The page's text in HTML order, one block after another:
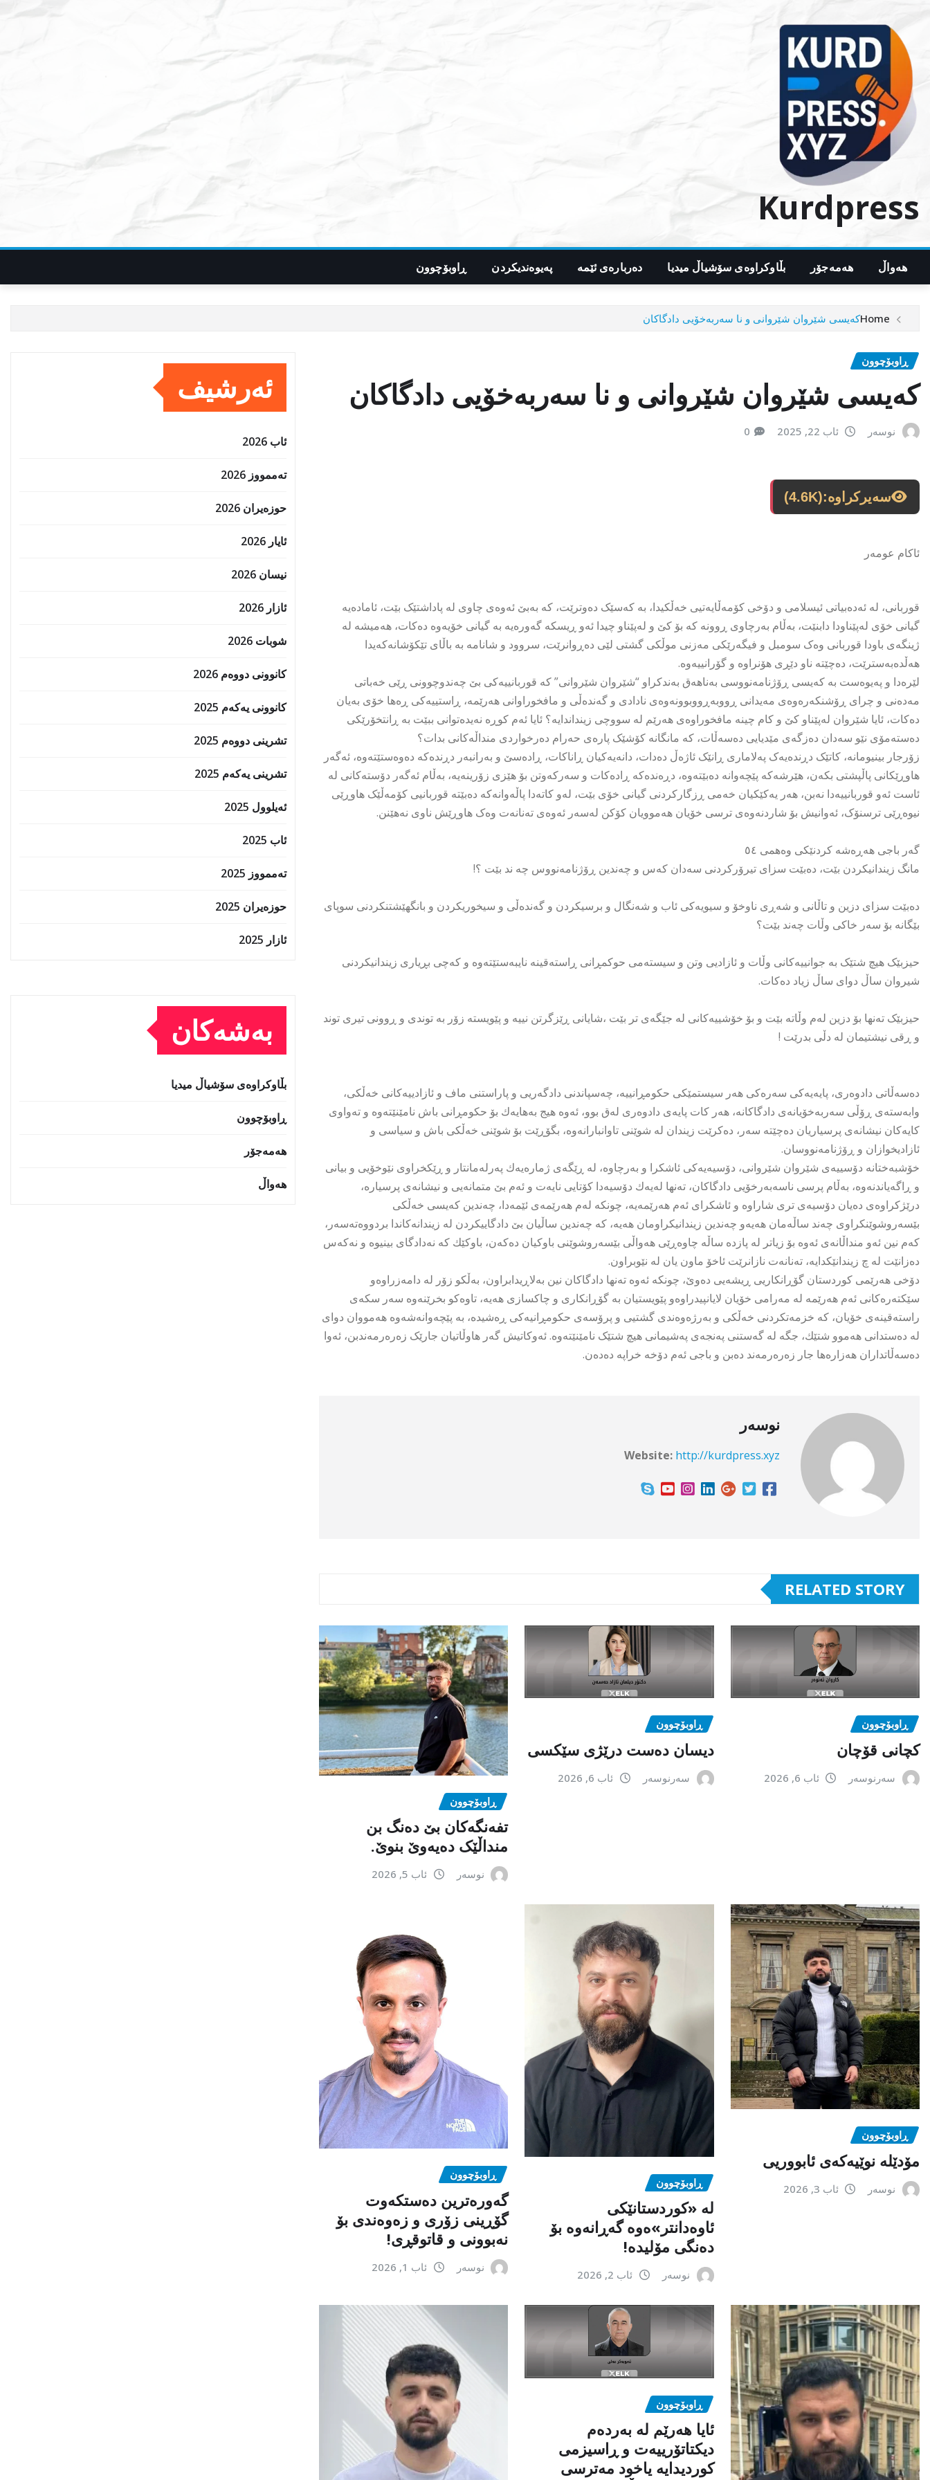
content
Kurdpress
هەواڵ هەمەجۆر بڵاوکراوەی سۆشیاڵ میدیا دەربارەی ئێمە پەیوەندیکردن ڕاوبۆچوون
Homeکەیسی شێروان شێروانی و نا سەربەخۆیی دادگاکان
ڕاوبۆچوون
کەیسی شێروان شێروانی و نا سەربەخۆیی دادگاکان
نوسەر ئاب 22, 2025 0
سەیرکراوە:(4.6K)
ئاکام عومەر
قوربانی، لە ئەدەبیاتی ئیسلامی و دۆخی کۆمەڵایەتیی خەڵکیدا، بە کەسێک دەوترێت، کە بەبێ ئەوەی چاوی لە پاداشتێک بێت، ئامادەیە
گیانی خۆی لەپێناودا دابنێت، بەڵام بەرچاوی ڕوونە کە بۆ کێ و لەپێناو چیدا ئەو ڕیسکە گەورەیە بە گیانی خۆیەوە دەکات، هەمیشە لە
ژینگەی باودا قوربانی وەک سومبل و فیگەرێکی مەزنی موڵکی گشتی لێی دەڕوانرێت، سروود و شانامە بە باڵای تێکۆشانەکەیدا
هەڵدەبەسترێت، دەچێتە ناو دێڕی هۆنراوە و گۆرانییەوە.
لێرەدا و پەیوەست بە کەیسی ڕۆژنامەنووسی بەناهەق بەندکراو “شێروان شێروانی” کە قوربانییەکی بێ چەندوچوونی ڕێی خەباتی
مەدەنی و چرای ڕۆشنکەرەوەی مەیدانی ڕووبەڕووبوونەوەی نادادی و گەندەڵی و مافخوراوانی هەرێمە، ڕاستییەکی ڕەها خۆی بەیان
دەکات، ئایا شێروان لەپێناو کێ و کام چینە مافخوراوەی هەرێم لە سووچی زینداندایە؟ ئایا ئەم کوڕە نەیدەتوانی ببێت بە ڕانتخۆرێکی
دەستەمۆی نێو سەدان دەزگەی مێدیایی دەسەڵات، کە مانگانە کۆشێک پارەی حەرام دەرخواردی منداڵەکانی بدات؟
زۆرجار بینیومانە، کاتێک دڕندەیەک پەلاماری ڕانێک ئاژەڵ دەدات، دانەیەکیان ڕاناکات، ڕادەسێ و بەرانبەر دڕندەکە دەوەستێتەوە، ئەگەر
هاوڕێکانی پاڵپشتی بکەن، هێرشەکە پێچەوانە دەبێتەوە، دڕەندەکە ڕادەکات و سەرکەوتن بۆ هێزی زۆرینەیە، بەڵام ئەگەر دۆستەکانی لە
ئاست ئەو قوربانییەدا نەبن، هەر یەکێکیان خەمی ڕزگارکردنی گیانی خۆی بێت، لەو کاتەدا پاڵەوانەکە دەبێتە قوربانیی کۆمەڵێک هاوڕێی
نیوەڕێی ترسنۆک، ئەوانیش بۆ شاردنەوەی ترسی خۆیان هەموویان کۆکن لەسەر ئەوەی تەنانەت وەک هاوڕێش ناوی نەهێنن.
گەر باجی هەڕەشە کردنێکی وەهمی ٥٤
مانگ زیندانیکردن بێت، دەبێت سزای تیرۆرکردنی سەدان کەس و چەندین ڕۆژنامەنووس چە ند بێت ؟!
دەبێت سزای دزین و تاڵانی و شەڕی ناوخۆ و سیویەکی ئاب و شەنگال و برسیکردن و گەندەڵی و سیخوریکردن و بانگهێشتنکردنی سوپای
بێگانە بۆ سەر خاکی وڵات چەند بێت؟
حیزبێک هیچ شتێک بە جوانییەکانی وڵات و ئازادیی وتن و سیستەمی حوکمڕانی ڕاستەقینە نایبەستێتەوە و کەچی بڕیاری زیندانیکردنی
شیروان ساڵ دوای ساڵ زیاد دەکات.
حیزبێک تەنها بۆ دزین لەم وڵاتە بێت و بۆ خۆشییەکانی لە جێگەی تر بێت ،شایانی ڕێزگرتن نییە و پێویستە زۆر بە توندی و ڕوونی تیری توند
و ڕقی نیشتیمان لە دڵی بدرێت !
دەسەڵاتی دادوەری، پایەیەکی سەرەکی هەر سیستمێکی حکومڕانییە، چەسپاندنی دادگەریی و پاراستنی ماف و ئازادییەکانی خەڵکی،
وابەستەی ڕۆڵی سەربەخۆیانەی دادگاکانە، هەر کات پایەی دادوەری لەق بوو، ئەوە هیج بەهایەك بۆ حکومڕانی باش نامێنێتەوە و تەواوی
کایەکان نیشانەی پرسیاریان دەچێتە سەر، دەکرێت زیندان لە شوێنی تاوانبارانەوە، بگۆڕێت بۆ شوێنی خەڵکی باش و سیاسی و
ئازادیخوازان و ڕۆژنامەنووسان.
خۆشبەختانە دۆسییەی شێروان شێروانی، دۆسیەیەکی ئاشکرا و بەرچاوە، لە ڕێگەی ژمارەیەك پەرلەمانتار و ڕێکخراوی نێوخۆیی و بیانی
و ڕاگەیاندنەوە، بەڵام پرسی ناسەبەرخۆیی دادگاکان، تەنها لەیەك دۆسیەدا کۆتایی نایەت و ئەم بێ متمانەیی و نیشانەی پرسیارە،
درێژکراوەی دەیان دۆسیەی تری شاراوە و ئاشکرای ئەم هەرێمەیە، چونکە لەم هەرێمەی ئێمەدا، چەندین کەیسی خەڵکی
بێسەروشوێنکراوی چەند ساڵەمان هەیەو چەندین زیندانیکراومان هەیە، کە چەندین ساڵیان بێ دادگاییکردن لە زیندانەکاندا بردووەتەسەر،
کەم نین ئەو منداڵانەی ئەوە بۆ زیاتر لە پازدە ساڵە چاوەڕێی هەواڵی بێسەروشوێنی باوکیان دەکەن، باوکێك کە نەدادگای بینیوە و نەکەس
دەزانێت لە چ زیندانێکدایە، تەنانەت نازانرێت ئاخۆ ماون یان لە نێوبراون.
دۆخی هەرێمی کوردستان گۆڕانکاریی ڕیشەیی دەوێ، چونکە ئەوە تەنها دادگاکان نین بەلاڕیدابراون، بەڵکو زۆر لە دامەزراوەو
سێکتەرەکانی ئەم هەرێمە لە مەرامی خۆیان لایانپیدراوەو پێویستیان بە گۆڕانکاری و چاکسازی هەیە، تاوەکو بخرێنەوە سەر سکەی
راستەقینەی خۆیان، کە خزمەتکردنی خەڵکی و بەرژەوەندی گشتیی و پرۆسەی حکومڕانیەکی ڕەشیدە، بە پێچەوانەشەوە هەمووان دوای
لە دەستدانی هەموو شتێك، جگە لە گەستنی پەنجەی پەشیمانی هیچ شتێک نامێنێتەوە. ئەوکاتیش گەر هاوڵاتیان جارێک زەرەرمەندبن، ئەوا
دەسەڵاتداران هەزارەها جار زەرەرمەند دەبن و باجی ئەم دۆخە خراپە دەدەن.
نوسەر
Website: http://kurdpress.xyz
RELATED STORY
ڕاوبۆچوون
کچانی قۆچان
سەرنوسەر ئاب 6, 2026
ڕاوبۆچوون
دیسان دەست درێژی سێکسی
سەرنوسەر
ئاب 6, 2026
ڕاوبۆچوون
تفەنگەکان بێ دەنگ بن
منداڵێک دەیەوێ بنوێ.
نوسەر ئاب 5, 2026
ڕاوبۆچوون
مۆدێلە نوێیەکەى ئابووریی
نوسەر ئاب 3, 2026 ڕاوبۆچوون
لە «کوردستانێکی
ئاوەدانتر»ەوە گەڕانەوە بۆ
دەنگی مۆلیدە!
نوسەر ئاب 2, 2026
ڕاوبۆچوون
گەورەترین دەستکەوت
گۆڕینی زۆری و زەوەندی بۆ
نەبوونی و قاتوقڕی!
نوسەر ئاب 1, 2026
ڕاوبۆچوون
ئایا هەرێم لە بەردەم
دیکتاتۆرییەت و ڕاسیزمی
کوردیدایە یاخود مەترسی
ئەرشیف
ئاب 2026
تەممووز 2026
حوزه‌یران 2026
ئایار 2026
نیسان 2026
ئازار 2026
شوبات 2026
کانوونی دووەم 2026
کانوونی یەکەم 2025
تشرینی دووەم 2025
تشرینی یەکەم 2025
ئەیلوول 2025
ئاب 2025
تەممووز 2025
حوزه‌یران 2025
ئازار 2025
بەشەکان
بڵاوکراوەی سۆشیاڵ میدیا
ڕاوبۆچوون
هەمەجۆر
هەواڵ